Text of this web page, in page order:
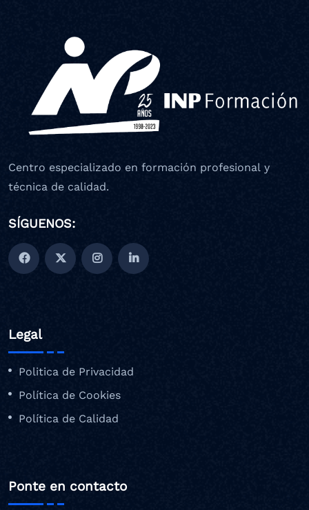
Centro especializado en formación profesional y
técnica de calidad.
SÍGUENOS:
Legal
Politica de Privacidad
Política de Cookies
Política de Calidad
Ponte en contacto